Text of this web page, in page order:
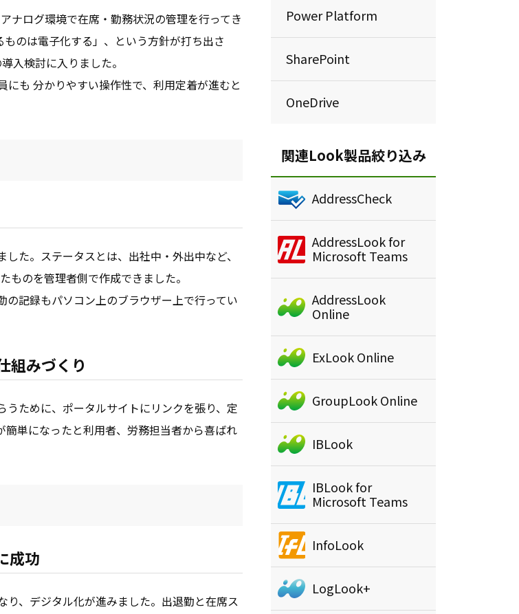
ナログ環境で在席・勤務状況の管理を行ってき
のは電子化する」、という方針が打ち出さ
入検討に入りました。
も 分かりやすい操作性で、利用定着が進むと
た。ステータスとは、出社中・外出中など、
のを管理者側で作成できました。
記録もパソコン上のブラウザー上で行ってい
組みづくり
ために、ポータルサイトにリンクを張り、定
単になったと利用者、労務担当者から喜ばれ
成功
、デジタル化が進みました。出退勤と在席ス
Power Platform
SharePoint
OneDrive
関連Look製品絞り込み
AddressCheck
AddressLook for
Microsoft Teams
AddressLook
Online
ExLook Online
GroupLook Online
IBLook
IBLook for
Microsoft Teams
InfoLook
LogLook+